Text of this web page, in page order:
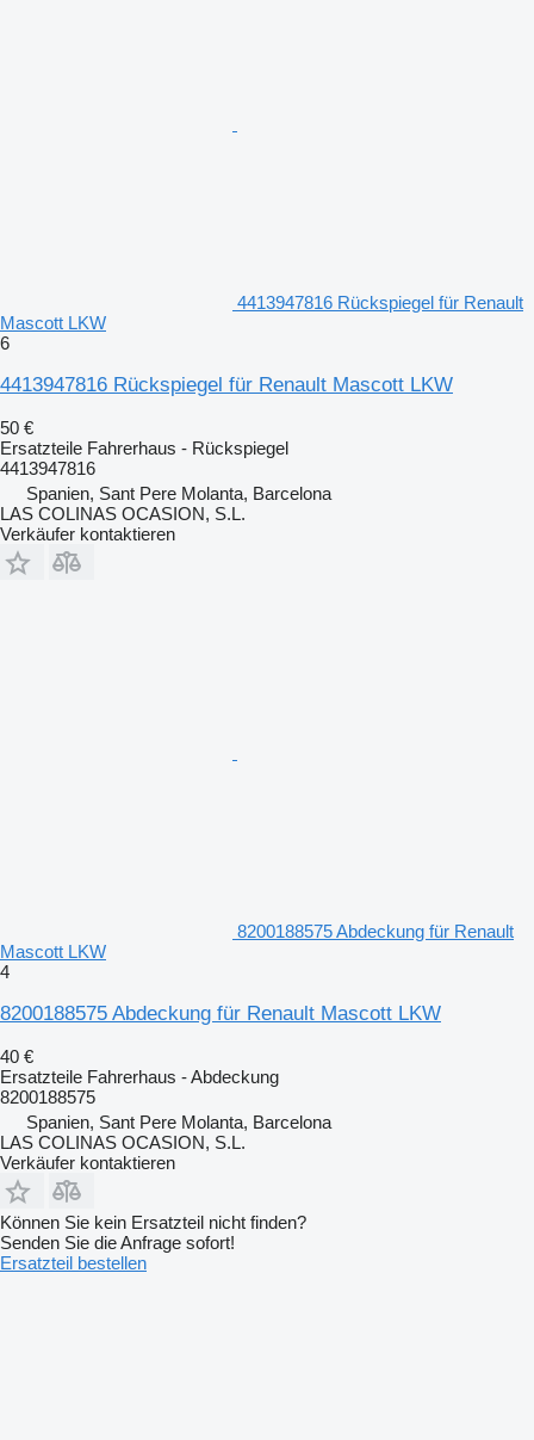
4413947816 Rückspiegel für Renault
Mascott LKW
6
4413947816 Rückspiegel für Renault Mascott LKW
50 €
Ersatzteile Fahrerhaus - Rückspiegel
4413947816
Spanien, Sant Pere Molanta, Barcelona
LAS COLINAS OCASION, S.L.
Verkäufer kontaktieren
8200188575 Abdeckung für Renault
Mascott LKW
4
8200188575 Abdeckung für Renault Mascott LKW
40 €
Ersatzteile Fahrerhaus - Abdeckung
8200188575
Spanien, Sant Pere Molanta, Barcelona
LAS COLINAS OCASION, S.L.
Verkäufer kontaktieren
Können Sie kein Ersatzteil nicht finden?
Senden Sie die Anfrage sofort!
Ersatzteil bestellen